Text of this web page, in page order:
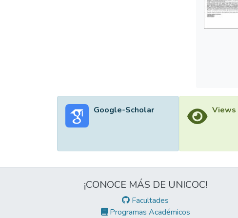
Google-Scholar Views
¡CONOCE MÁS DE UNICOC!
Facultades
Programas Académicos